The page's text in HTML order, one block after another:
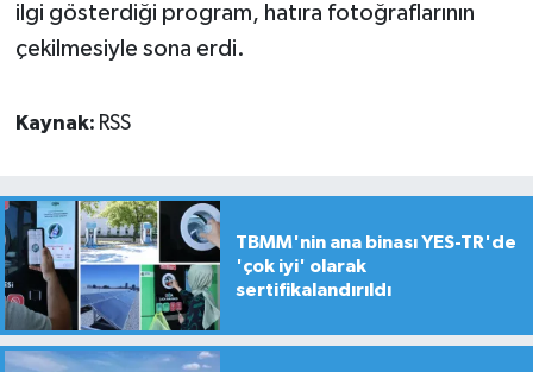
ilgi gösterdiği program, hatıra fotoğraflarının
çekilmesiyle sona erdi.
Kaynak: RSS
TBMM'nin ana binası YES-TR'de
'çok iyi' olarak
sertifikalandırıldı